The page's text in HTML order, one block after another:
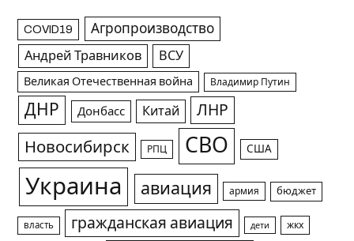
COVID19 Агропроизводство
Андрей Травников ВСУ
Великая Отечественная война Владимир Путин
ДНР Донбасс Китай ЛНР
Новосибирск РПЦ СВО США
Украина авиация армия бюджет
власть гражданская авиация дети жкх